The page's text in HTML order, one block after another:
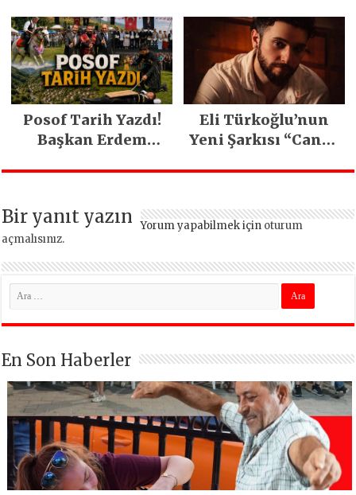
kavuştu
Posof Tarih Yazdı!
Başkan Erdem
Emeğiyle Son
Festivali
Gerçekleşti
Eli Türkoğlu’nun
Yeni Şarkısı “Canın
İlgi Gördü!..
Bir yanıt yazın Yorum yapabilmek için oturum
açmalısınız.
En Son Haberler